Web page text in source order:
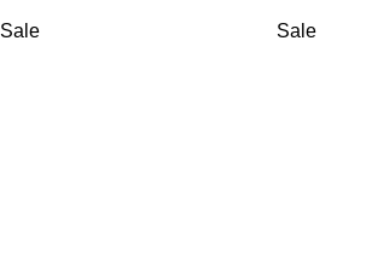
Sale Sale